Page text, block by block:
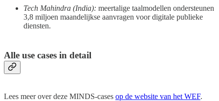
Tech Mahindra (India): meertalige taalmodellen ondersteunen
3,8 miljoen maandelijkse aanvragen voor digitale publieke
diensten.
Alle use cases in detail
Lees meer over deze MINDS-cases op de website van het WEF.